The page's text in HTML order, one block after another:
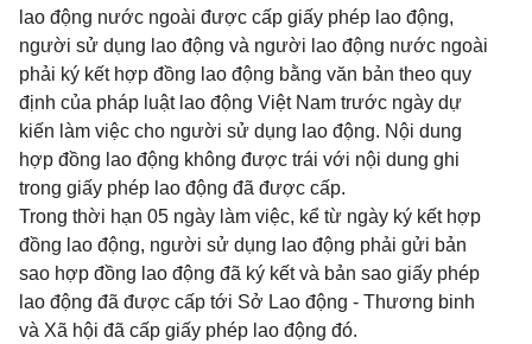
lao động nước ngoài được cấp giấy phép lao động,
người sử dụng lao động và người lao động nước ngoài
phải ký kết hợp đồng lao động bằng văn bản theo quy
định của pháp luật lao động Việt Nam trước ngày dự
kiến làm việc cho người sử dụng lao động. Nội dung
hợp đồng lao động không được trái với nội dung ghi
trong giấy phép lao động đã được cấp.
Trong thời hạn 05 ngày làm việc, kể từ ngày ký kết hợp
đồng lao động, người sử dụng lao động phải gửi bản
sao hợp đồng lao động đã ký kết và bản sao giấy phép
lao động đã được cấp tới Sở Lao động - Thương binh
và Xã hội đã cấp giấy phép lao động đó.